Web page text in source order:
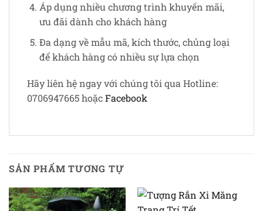
Áp dụng nhiều chương trình khuyến mãi,
ưu đãi dành cho khách hàng
Đa dạng về mẫu mã, kích thước, chủng loại
để khách hàng có nhiều sự lựa chọn
Hãy liên hệ ngay với chúng tôi qua Hotline:
0706947665 hoặcFacebook
SẢN PHẨM TƯƠNG TỰ